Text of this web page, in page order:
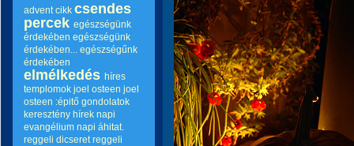
advent cikk csendes
percek egészségünk
érdekében egészségünk
érdekében... egészségűnk
érdekében
elmélkedés híres
templomok joel osteen joel
osteen :épitő gondolatok
keresztény hírek napi
evangélium napi áhitat.
reggeli dicseret reggeli